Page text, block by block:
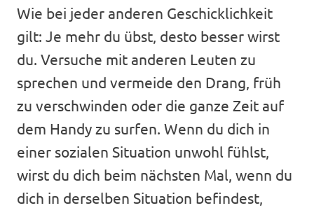
Wie bei jeder anderen Geschicklichkeit
gilt: Je mehr du übst, desto besser wirst
du. Versuche mit anderen Leuten zu
sprechen und vermeide den Drang, früh
zu verschwinden oder die ganze Zeit auf
dem Handy zu surfen. Wenn du dich in
einer sozialen Situation unwohl fühlst,
wirst du dich beim nächsten Mal, wenn du
dich in derselben Situation befindest,